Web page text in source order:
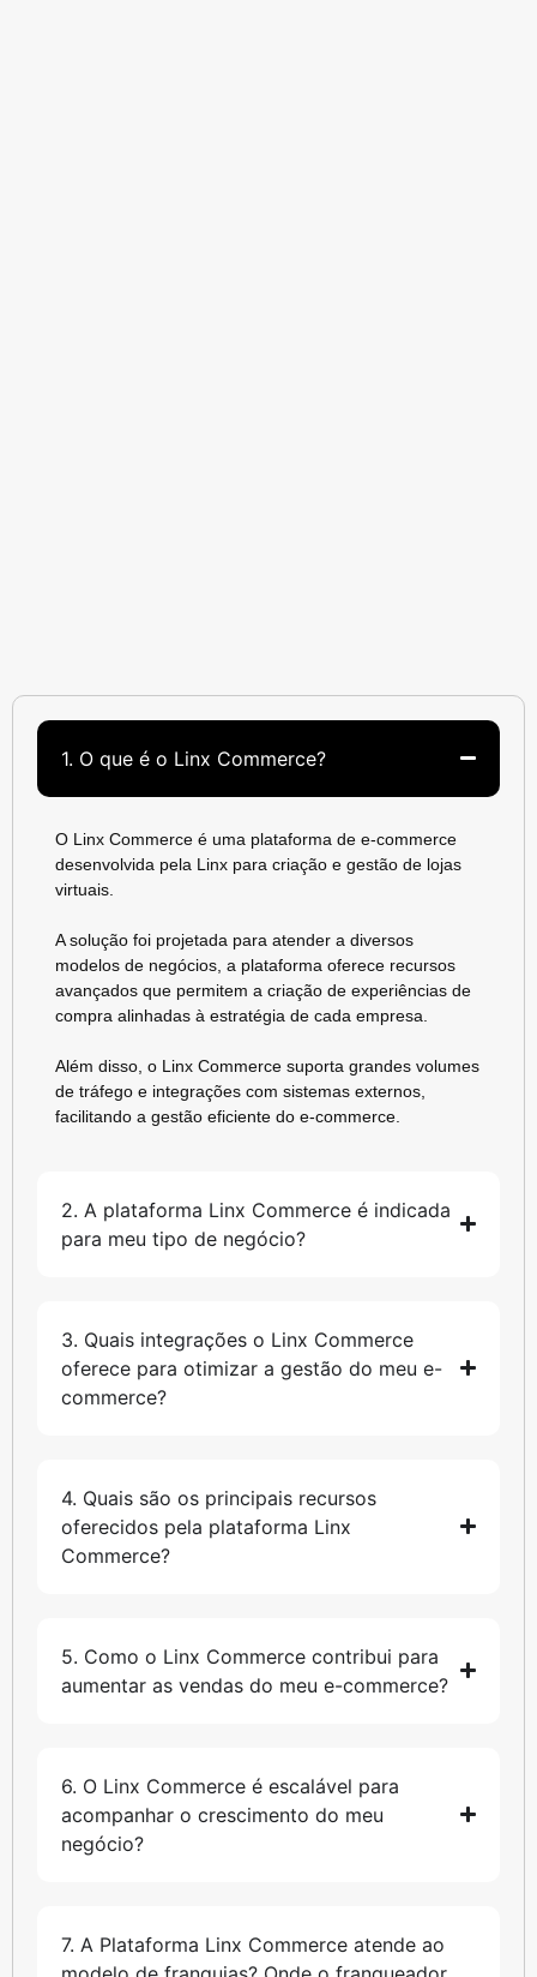
1. O que é o Linx Commerce?
O Linx Commerce é uma plataforma de e-commerce
desenvolvida pela Linx para criação e gestão de lojas
virtuais.
A solução foi projetada para atender a diversos
modelos de negócios, a plataforma oferece recursos
avançados que permitem a criação de experiências de
compra alinhadas à estratégia de cada empresa.
Além disso, o Linx Commerce suporta grandes volumes
de tráfego e integrações com sistemas externos,
facilitando a gestão eficiente do e-commerce.
2. A plataforma Linx Commerce é indicada
para meu tipo de negócio?
3. Quais integrações o Linx Commerce
oferece para otimizar a gestão do meu e-
commerce?
4. Quais são os principais recursos
oferecidos pela plataforma Linx
Commerce?
5. Como o Linx Commerce contribui para
aumentar as vendas do meu e-commerce?
6. O Linx Commerce é escalável para
acompanhar o crescimento do meu
negócio?
7. A Plataforma Linx Commerce atende ao